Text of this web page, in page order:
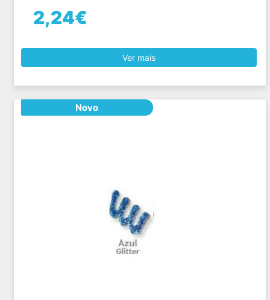
2,24€
Ver mais
Novo